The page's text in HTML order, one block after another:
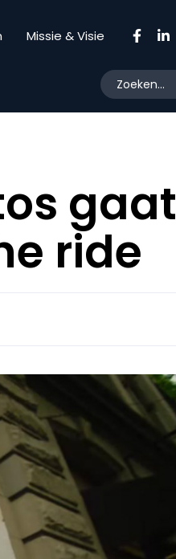
Missie & Visie
gaat
ride